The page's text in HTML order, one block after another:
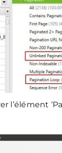
l’élément